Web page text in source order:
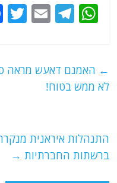
W
s
A
T
g
ra
E
l ← האמנם דאעש מראה
לא ממש בטוח!
התנהלות איראנית
ברשתות החברתיות →